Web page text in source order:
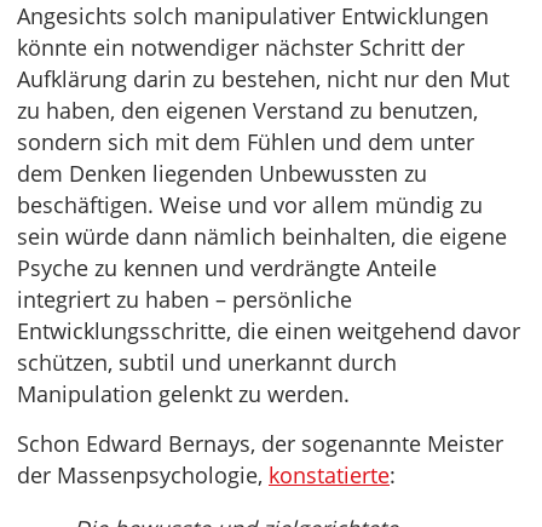
Angesichts solch manipulativer Entwicklungen
könnte ein notwendiger nächster Schritt der
Aufklärung darin zu bestehen, nicht nur den Mut
zu haben, den eigenen Verstand zu benutzen,
sondern sich mit dem Fühlen und dem unter
dem Denken liegenden Unbewussten zu
beschäftigen. Weise und vor allem mündig zu
sein würde dann nämlich beinhalten, die eigene
Psyche zu kennen und verdrängte Anteile
integriert zu haben – persönliche
Entwicklungsschritte, die einen weitgehend davor
schützen, subtil und unerkannt durch
Manipulation gelenkt zu werden.
Schon Edward Bernays, der sogenannte Meister
der Massenpsychologie, konstatierte: